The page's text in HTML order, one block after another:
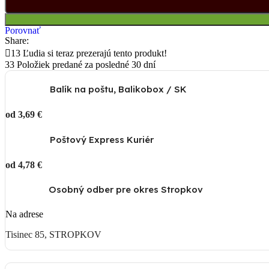
Porovnať
Share:
13 Ľudia si teraz prezerajú tento produkt!
33 Položiek predané za posledné 30 dní
Balík na poštu, Balikobox / SK
od 3,69 €
Poštový Express Kuriér
od 4,78 €
Osobný odber pre okres Stropkov
Na adrese
Tisinec 85, STROPKOV